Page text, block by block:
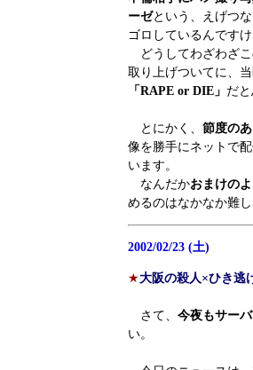
ーゼという、えげつ
ゴロしているんですけ
どうしてわざわざこ
取り上げついてに、
「RAPE or DIE」 だ
とにかく、 節度の
像を勝手にネットで
います。
なんだかおまけの
めるのはなかなか難し
2002/02/23 (土)
★大阪の殺人×ひき逃
さて、 今夜もサー
い。